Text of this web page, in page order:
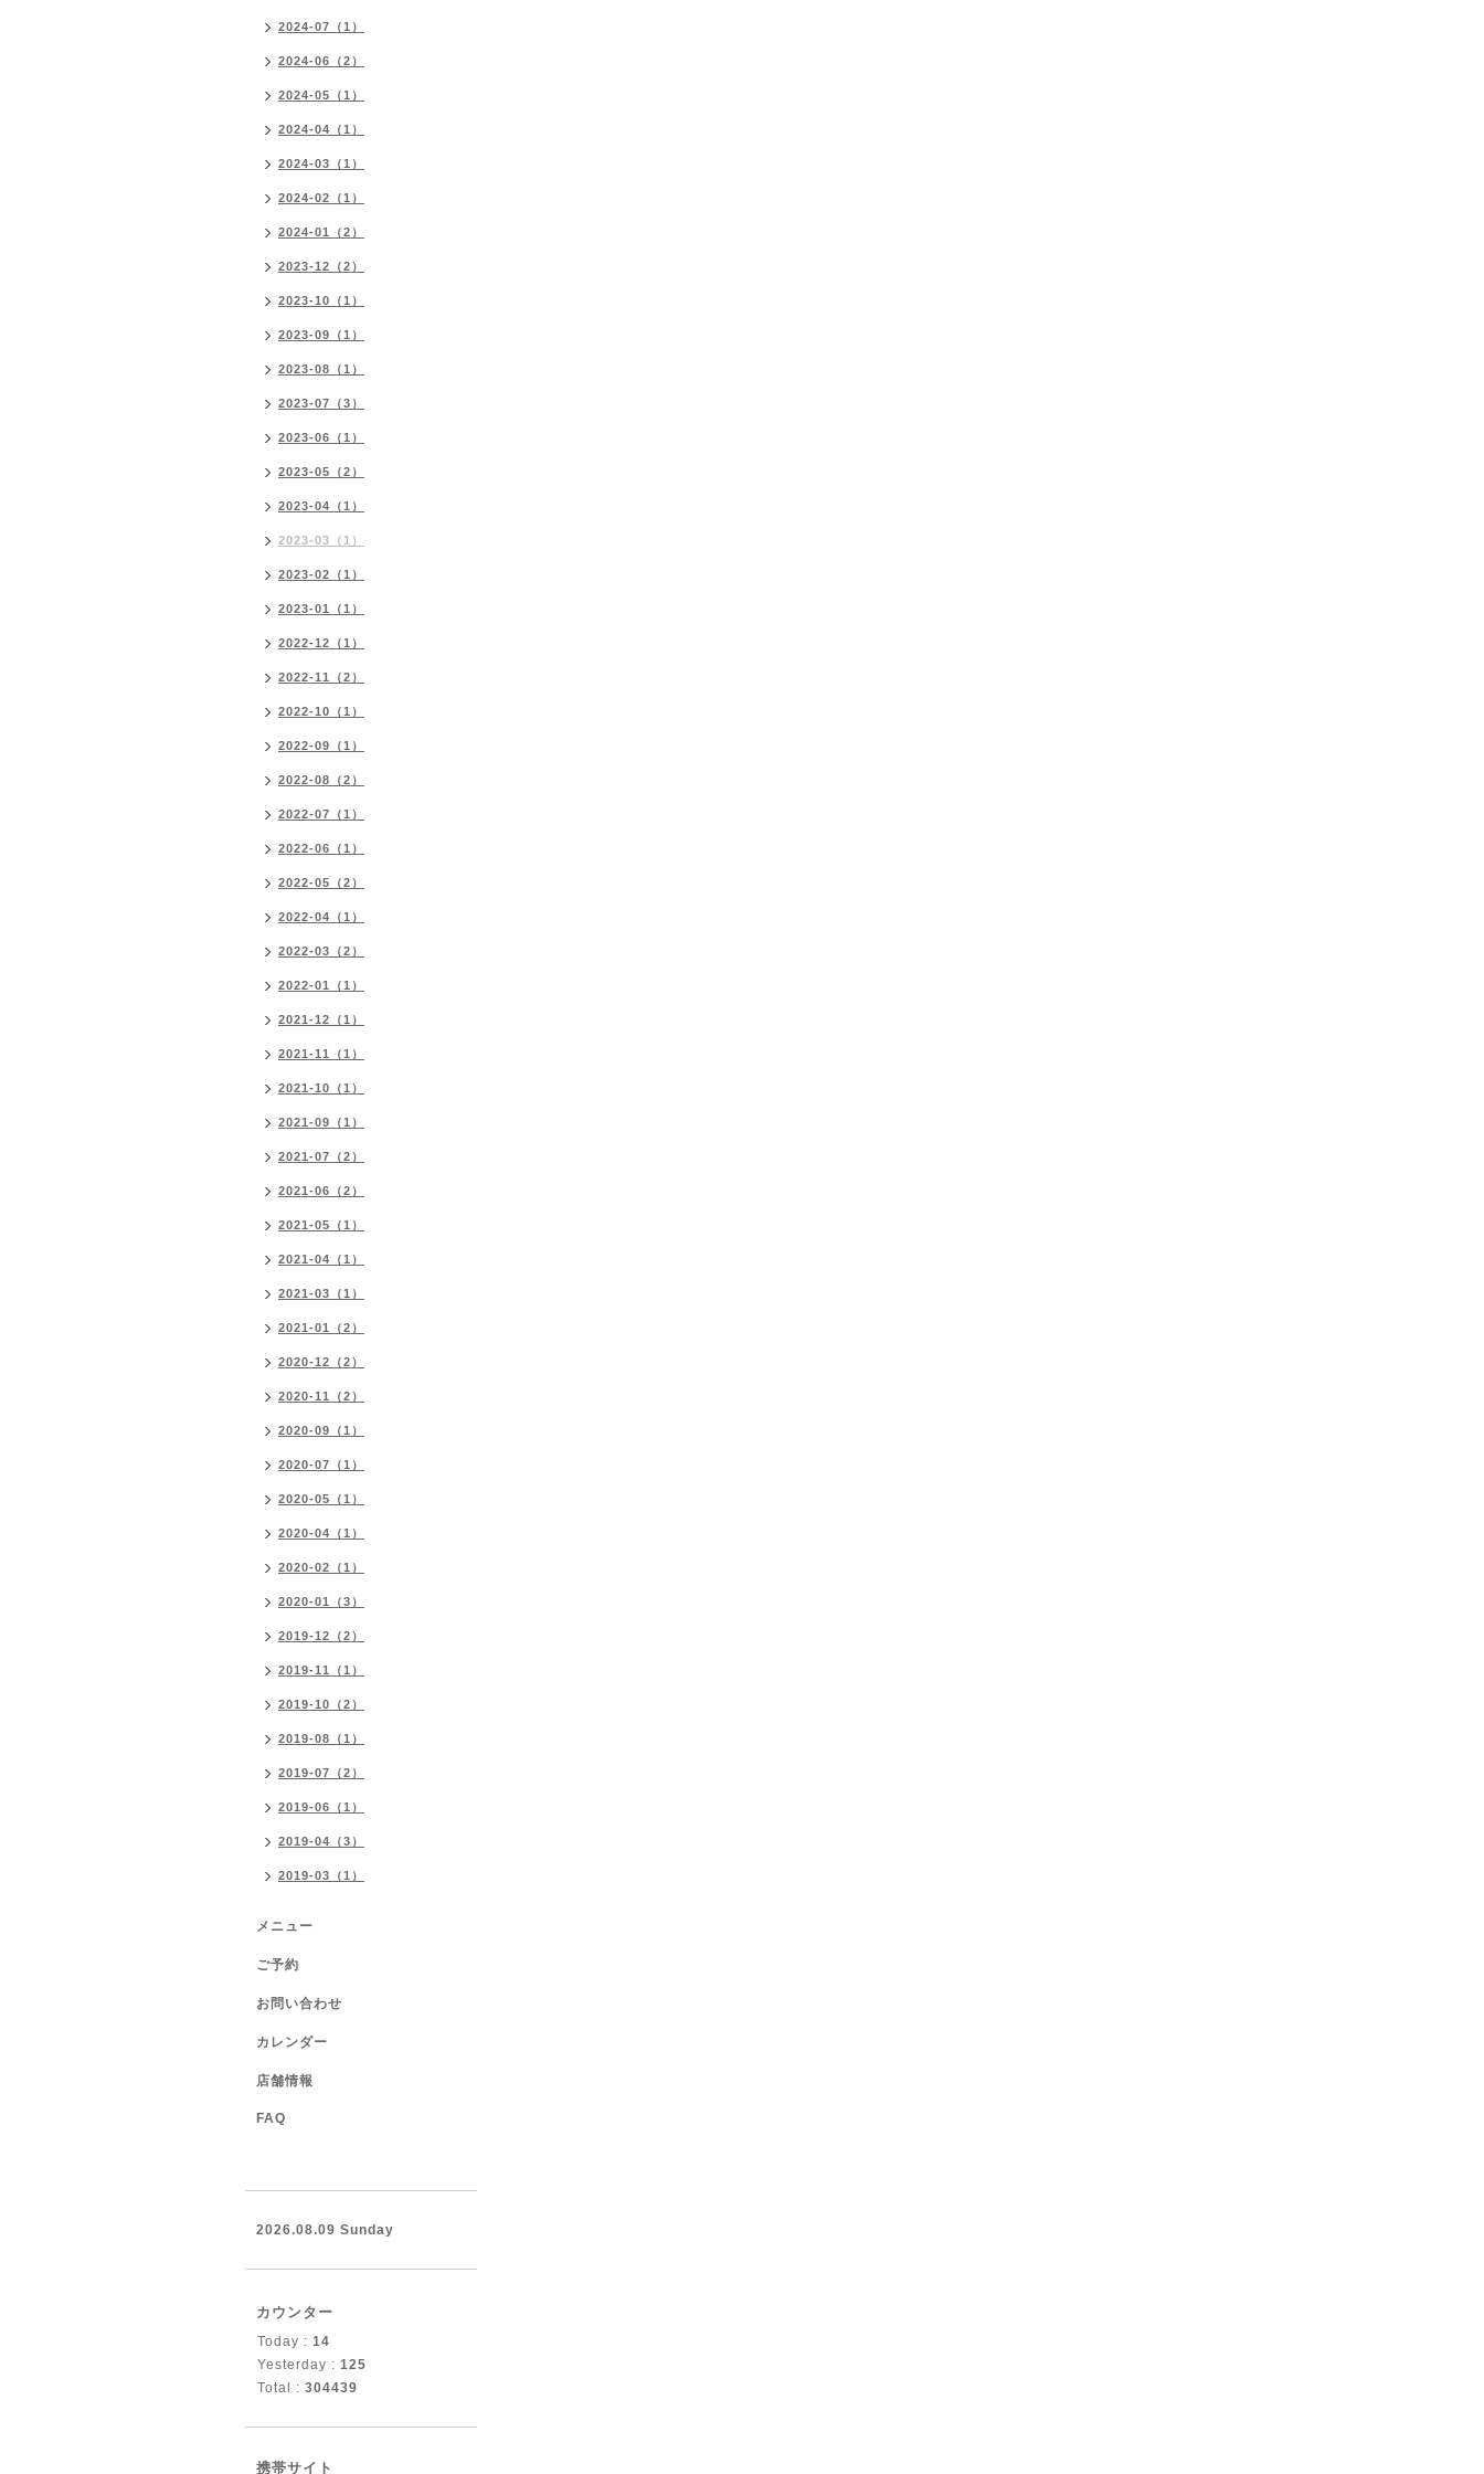
2024-07（1）
2024-06（2）
2024-05（1）
2024-04（1）
2024-03（1）
2024-02（1）
2024-01（2）
2023-12（2）
2023-10（1）
2023-09（1）
2023-08（1）
2023-07（3）
2023-06（1）
2023-05（2）
2023-04（1）
2023-03（1）
2023-02（1）
2023-01（1）
2022-12（1）
2022-11（2）
2022-10（1）
2022-09（1）
2022-08（2）
2022-07（1）
2022-06（1）
2022-05（2）
2022-04（1）
2022-03（2）
2022-01（1）
2021-12（1）
2021-11（1）
2021-10（1）
2021-09（1）
2021-07（2）
2021-06（2）
2021-05（1）
2021-04（1）
2021-03（1）
2021-01（2）
2020-12（2）
2020-11（2）
2020-09（1）
2020-07（1）
2020-05（1）
2020-04（1）
2020-02（1）
2020-01（3）
2019-12（2）
2019-11（1）
2019-10（2）
2019-08（1）
2019-07（2）
2019-06（1）
2019-04（3）
2019-03（1）
メニュー
ご予約
お問い合わせ
カレンダー
店舗情報
FAQ
2026.08.09 Sunday
カウンター
Today : 14
Yesterday : 125
Total : 304439
携帯サイト